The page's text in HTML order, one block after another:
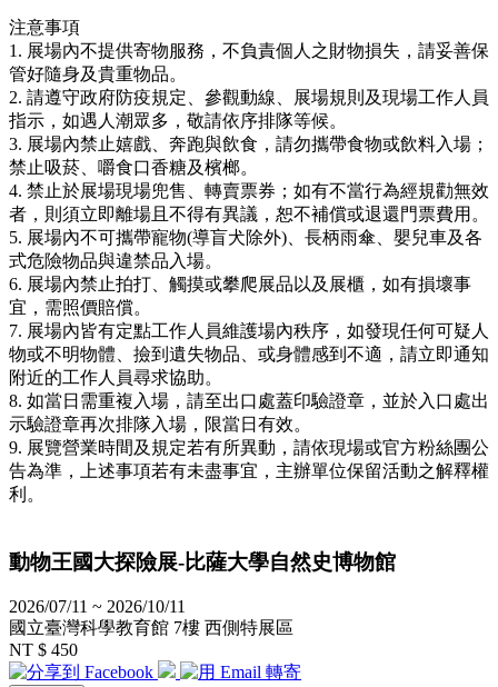
注意事項
1. 展場內不提供寄物服務，不負責個人之財物損失，請妥善保
管好隨身及貴重物品。
2. 請遵守政府防疫規定、參觀動線、展場規則及現場工作人員
指示，如遇人潮眾多，敬請依序排隊等候。
3. 展場內禁止嬉戲、奔跑與飲食，請勿攜帶食物或飲料入場；
禁止吸菸、嚼食口香糖及檳榔。
4. 禁止於展場現場兜售、轉賣票券；如有不當行為經規勸無效
者，則須立即離場且不得有異議，恕不補償或退還門票費用。
5. 展場內不可攜帶寵物(導盲犬除外)、長柄雨傘、嬰兒車及各
式危險物品與違禁品入場。
6. 展場內禁止拍打、觸摸或攀爬展品以及展櫃，如有損壞事
宜，需照價賠償。
7. 展場內皆有定點工作人員維護場內秩序，如發現任何可疑人
物或不明物體、撿到遺失物品、或身體感到不適，請立即通知
附近的工作人員尋求協助。
8. 如當日需重複入場，請至出口處蓋印驗證章，並於入口處出
示驗證章再次排隊入場，限當日有效。
9. 展覽營業時間及規定若有所異動，請依現場或官方粉絲團公
告為準，上述事項若有未盡事宜，主辦單位保留活動之解釋權
利。
動物王國大探險展-比薩大學自然史博物館
2026/07/11 ~ 2026/10/11
國立臺灣科學教育館 7樓 西側特展區
NT $ 450